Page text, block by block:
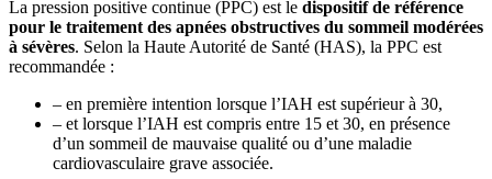
La pression positive continue (PPC) est le dispositif de référence
pour le traitement des apnées obstructives du sommeil modérées
à sévères. Selon la Haute Autorité de Santé (HAS), la PPC est
recommandée :
– en première intention lorsque l’IAH est supérieur à 30,
– et lorsque l’IAH est compris entre 15 et 30, en présence
d’un sommeil de mauvaise qualité ou d’une maladie
cardiovasculaire grave associée.